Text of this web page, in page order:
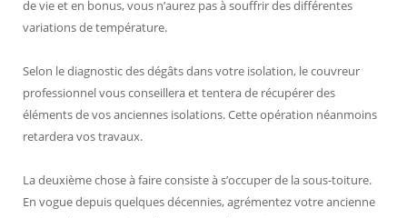
de vie et en bonus, vous n’aurez pas à souffrir des différentes
variations de température.
Selon le diagnostic des dégâts dans votre isolation, le couvreur
professionnel vous conseillera et tentera de récupérer des
éléments de vos anciennes isolations. Cette opération néanmoins
retardera vos travaux.
La deuxième chose à faire consiste à s’occuper de la sous-toiture.
En vogue depuis quelques décennies, agrémentez votre ancienne